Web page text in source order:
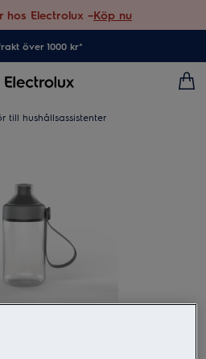
hos Electrolux –Köp nu
över 1000 kr*
till hushållsassistenter